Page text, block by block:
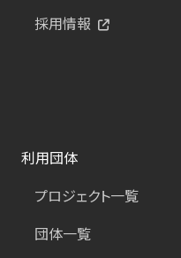
採用情報
利用団体
プロジェクト一覧
団体一覧